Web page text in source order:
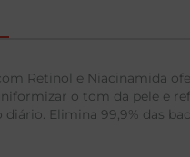
Retinol e Niacinamida
o tom da pele e
diário. Elimina 99,9% das